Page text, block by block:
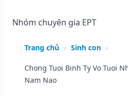
Nhóm chuyên gia EPT
Trang chủ » Sinh con »
Chong Tuoi Binh Ty Vo Tuoi
Nam Nao